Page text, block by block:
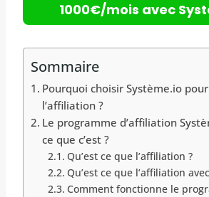
1000€/mois avec
Sommaire
Pourquoi choisir Système.io
l’affiliation ?
Le programme d’affiliation
ce que c’est ?
Qu’est ce que l’affiliation ?
Qu’est ce que l’affiliation
Comment fonctionne le